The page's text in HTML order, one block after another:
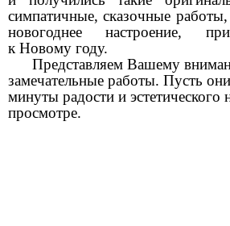
симпатичные, сказочные
новогоднее настроение,
к Новому году.
Представляем Вашему
замечательные работы. Пусть
минуты радости и эстетического
просмотре.